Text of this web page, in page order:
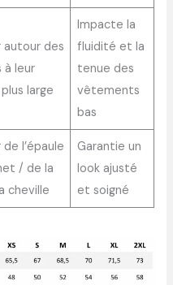
autour des
à leur
large
Impacte la
fluidité et la
tenue des
vêtements
bas
l’épaule
/ de la
cheville
Garantie un
look ajusté
et soigné